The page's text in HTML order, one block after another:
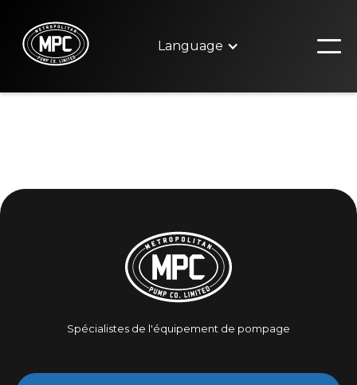
Language
Spécialistes de l'équipement de pompage